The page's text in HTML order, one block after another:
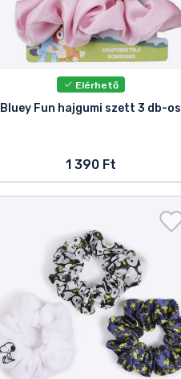
Elérhető
Bluey Fun hajgumi szett 3 db-os
1 390 Ft